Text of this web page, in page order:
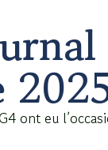
ont eu